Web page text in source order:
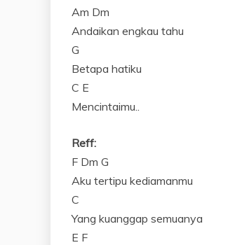
Am Dm
Andaikan engkau tahu
G
Betapa hatiku
C E
Mencintaimu..
Reff:
F Dm G
Aku tertipu kediamanmu
C
Yang kuanggap semuanya
E F